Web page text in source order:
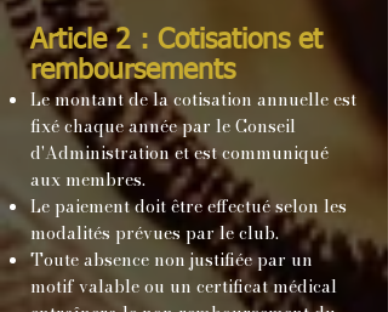
Article 2 : Cotisations et
remboursements
Le montant de la cotisation annuelle est
fixé chaque année par le Conseil
d'Administration et est communiqué
aux membres.
Le paiement doit être effectué selon les
modalités prévues par le club.
Toute absence non justifiée par un
motif valable ou un certificat médical